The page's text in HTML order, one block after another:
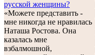
русской женщины?
«Можете представить -
мне никогда не нравилась
Наташа Ростова. Она
казалась мне
взбалмошной,